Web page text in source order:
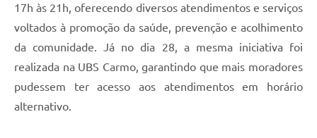
17h às 21h, oferecendo diversos atendimentos e serviços
voltados à promoção da saúde, prevenção e acolhimento
da comunidade. Já no dia 28, a mesma iniciativa foi
realizada na UBS Carmo, garantindo que mais moradores
pudessem ter acesso aos atendimentos em horário
alternativo.